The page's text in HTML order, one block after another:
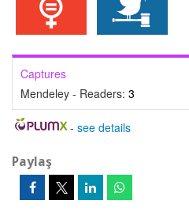
Captures
Mendeley - Readers: 3
- see details
Paylaş